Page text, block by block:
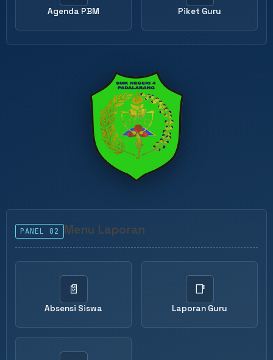
Agenda PBM Piket Guru
PANEL 02 Menu Laporan
📄
Absensi Siswa
📑
Laporan Guru